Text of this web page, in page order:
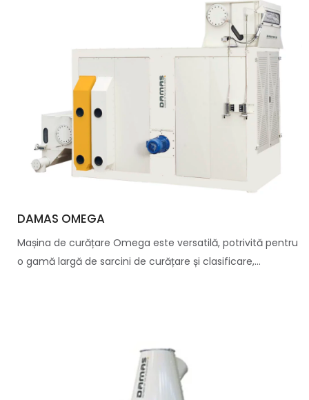
DAMAS OMEGA
Mașina de curățare Omega este versatilă, potrivită pentru
o gamă largă de sarcini de curățare și clasificare,...